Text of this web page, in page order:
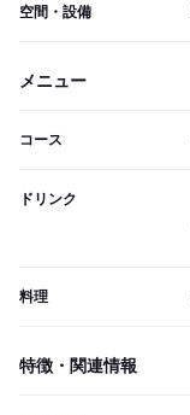
空間・設備
メニュー
コース
ドリンク
料理
特徴・関連情報